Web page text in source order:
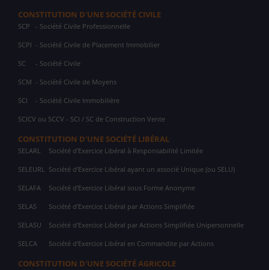
CONSTITUTION D'UNE SOCIÉTÉ CIVILE
SCP - Société Civile Professionnelle
SCPI - Société Civile de Placement Immobilier
SC - Société Civile
SCM - Société Civile de Moyens
SCI - Société Civile Immobilière
SCICV ou SCCV - SCI / SC de Construction Vente
CONSTITUTION D'UNE SOCIÉTÉ LIBÉRAL
SELARL Société d'Exercice Libéral à Responsabilité Limitée
SELEURL Société d'Exercice Libéral ayant un associé Unique (ou SELU)
SELAFA Société d'Exercice Libéral sous Forme Anonyme
SELAS Société d'Exercice Libéral par Actions Simplifiée
SELASU Société d'Exercice Libéral par Actions Simplifiée Unipersonnelle
SELCA Société d'Exercice Libéral en Commandite par Actions
CONSTITUTION D'UNE SOCIÉTÉ AGRICOLE